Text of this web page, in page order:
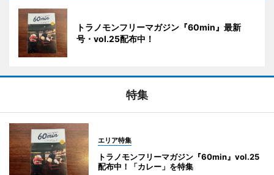
トラノモンフリーマガジン『60min』最新
号・vol.25配布中！
特集
エリア特集
トラノモンフリーマガジン『60min』vol.25
配布中！「カレー」を特集